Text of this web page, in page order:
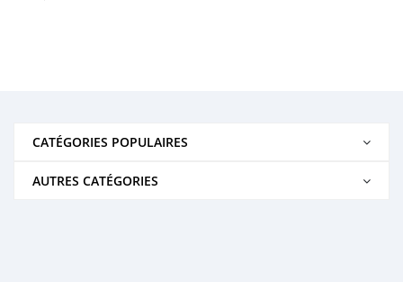
CATÉGORIES POPULAIRES
AUTRES CATÉGORIES